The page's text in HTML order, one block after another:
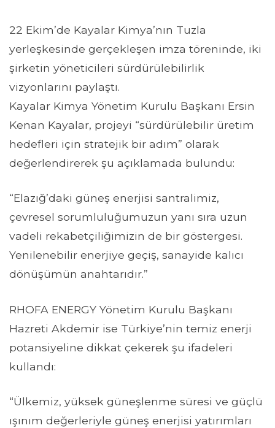
22 Ekim’de Kayalar Kimya’nın Tuzla
yerleşkesinde gerçekleşen imza töreninde, iki
şirketin yöneticileri sürdürülebilirlik
vizyonlarını paylaştı.
Kayalar Kimya Yönetim Kurulu Başkanı Ersin
Kenan Kayalar, projeyi “sürdürülebilir üretim
hedefleri için stratejik bir adım” olarak
değerlendirerek şu açıklamada bulundu:
“Elazığ’daki güneş enerjisi santralimiz,
çevresel sorumluluğumuzun yanı sıra uzun
vadeli rekabetçiliğimizin de bir göstergesi.
Yenilenebilir enerjiye geçiş, sanayide kalıcı
dönüşümün anahtarıdır.”
RHOFA ENERGY Yönetim Kurulu Başkanı
Hazreti Akdemir ise Türkiye’nin temiz enerji
potansiyeline dikkat çekerek şu ifadeleri
kullandı:
“Ülkemiz, yüksek güneşlenme süresi ve güçlü
ışınım değerleriyle güneş enerjisi yatırımları